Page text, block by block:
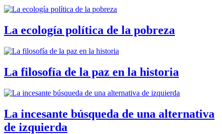
La ecología política de la pobreza
La filosofía de la paz en la historia
La incesante búsqueda de una alternativa
de izquierda